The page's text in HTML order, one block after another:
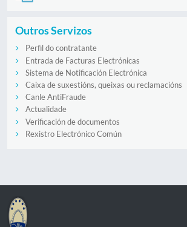
Outros Servizos
Perfil do contratante
Entrada de Facturas Electrónicas
Sistema de Notificación Electrónica
Caixa de suxestións, queixas ou reclamacións
Canle AntiFraude
Actualidade
Verificación de documentos
Rexistro Electrónico Común